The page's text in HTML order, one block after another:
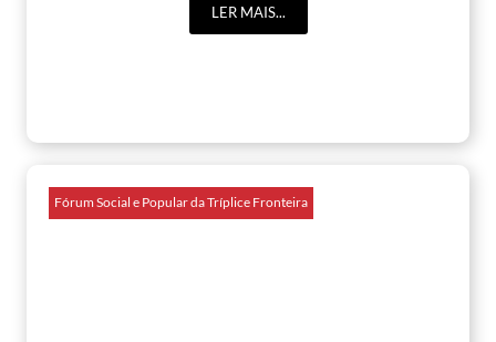
LER MAIS...
Fórum Social e Popular da Tríplice Fronteira